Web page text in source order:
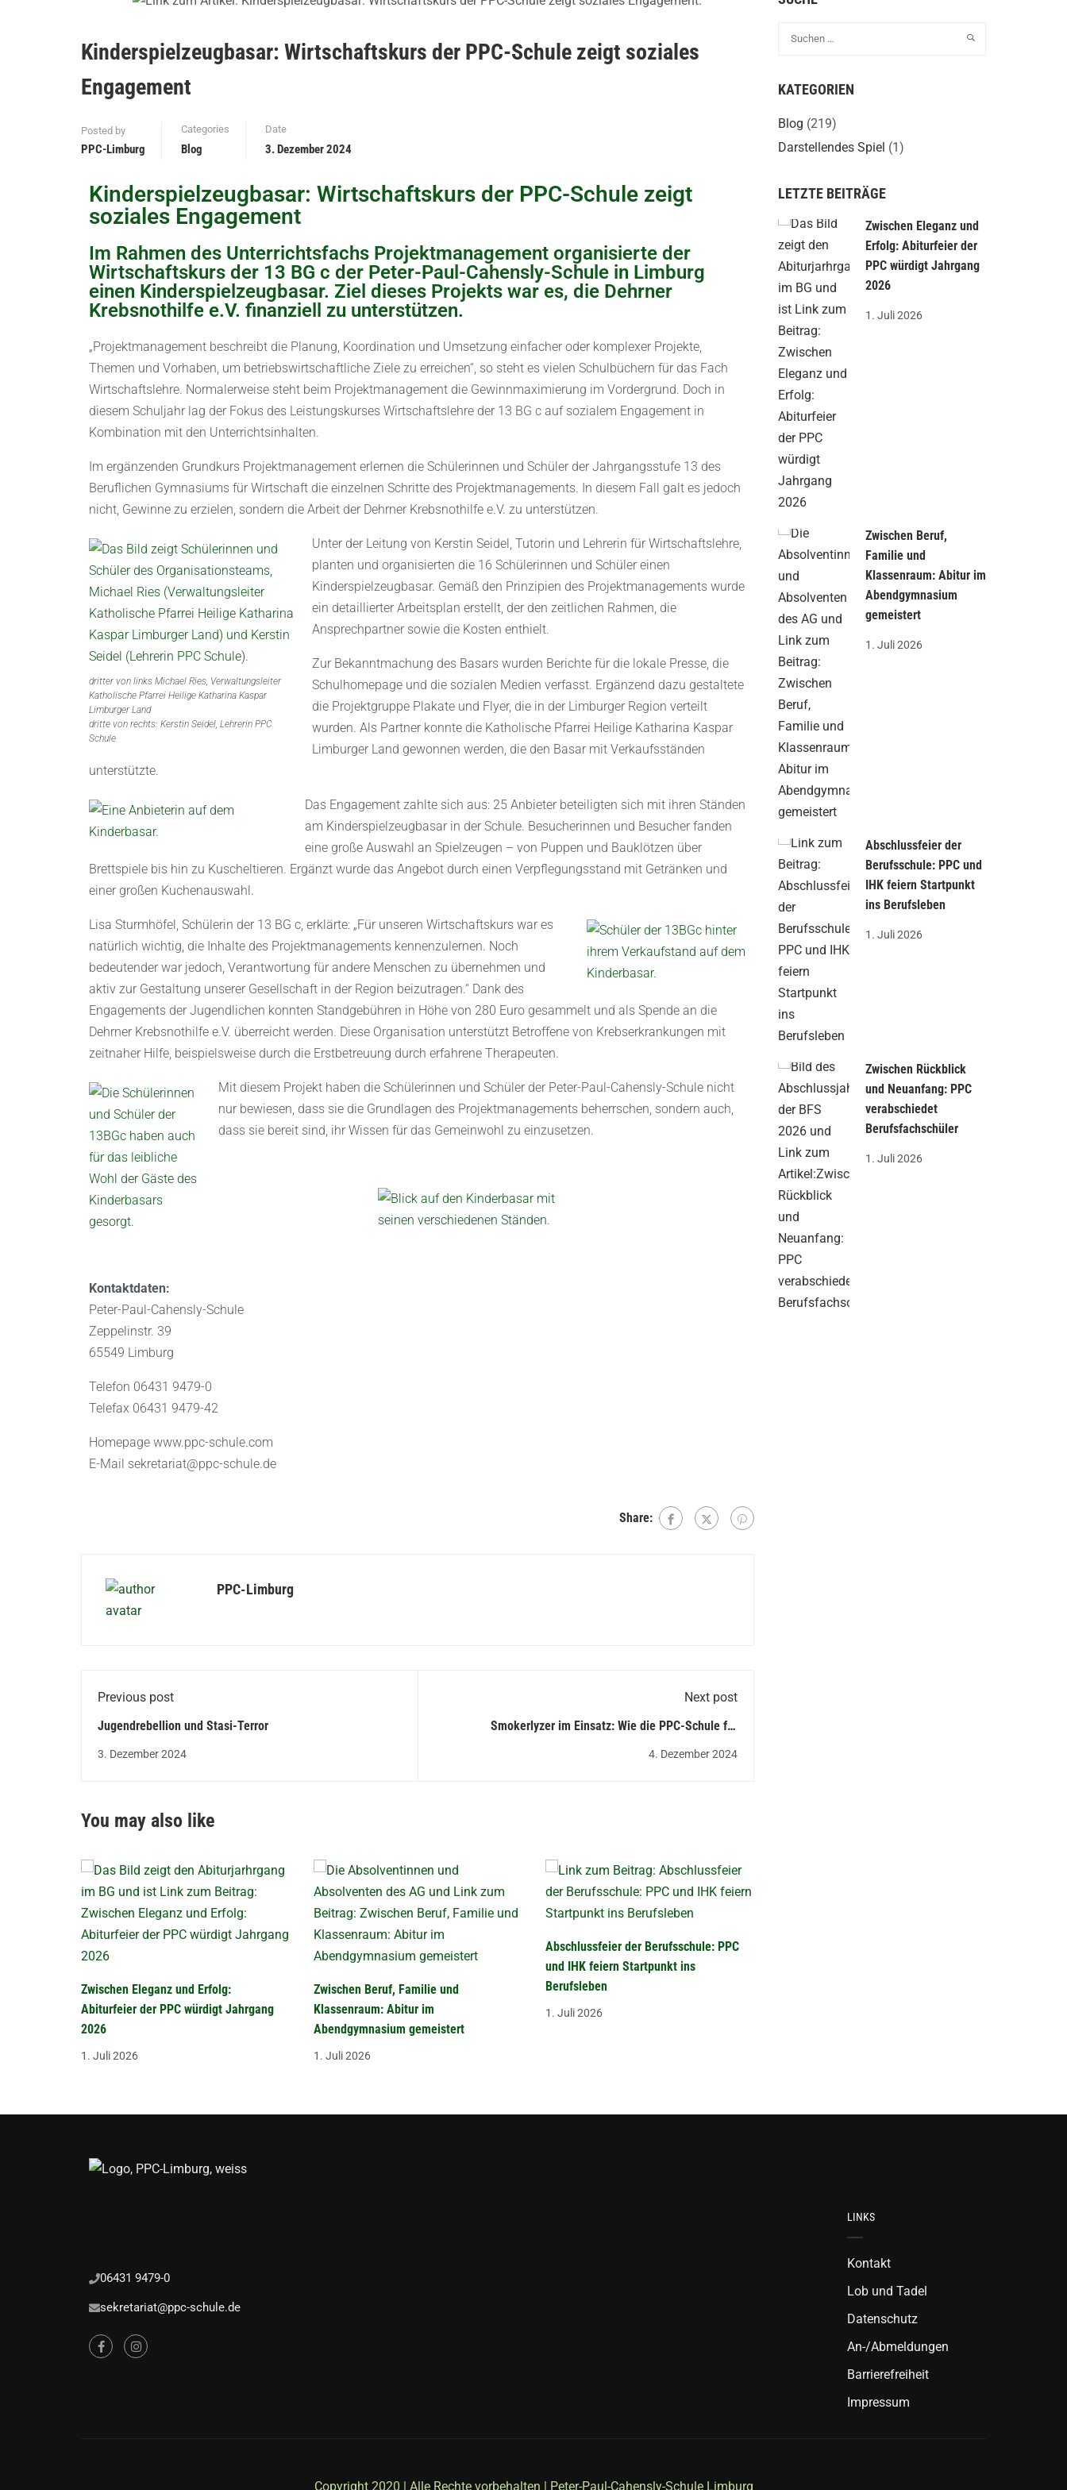
Kinderspielzeugbasar: Wirtschaftskurs der PPC-Schule zeigt soziales
Engagement
Posted by
PPC-Limburg
Categories
Blog
Date
3. Dezember 2024
Kinderspielzeugbasar: Wirtschaftskurs der PPC-Schule zeigt
soziales Engagement
Im Rahmen des Unterrichtsfachs Projektmanagement organisierte der
Wirtschaftskurs der 13 BG c der Peter-Paul-Cahensly-Schule in Limburg
einen Kinderspielzeugbasar. Ziel dieses Projekts war es, die Dehrner
Krebsnothilfe e.V. finanziell zu unterstützen.
„Projektmanagement beschreibt die Planung, Koordination und Umsetzung einfacher oder komplexer Projekte,
Themen und Vorhaben, um betriebswirtschaftliche Ziele zu erreichen“, so steht es vielen Schulbüchern für das Fach
Wirtschaftslehre. Normalerweise steht beim Projektmanagement die Gewinnmaximierung im Vordergrund. Doch in
diesem Schuljahr lag der Fokus des Leistungskurses Wirtschaftslehre der 13 BG c auf sozialem Engagement in
Kombination mit den Unterrichtsinhalten.
Im ergänzenden Grundkurs Projektmanagement erlernen die Schülerinnen und Schüler der Jahrgangsstufe 13 des
Beruflichen Gymnasiums für Wirtschaft die einzelnen Schritte des Projektmanagements. In diesem Fall galt es jedoch
nicht, Gewinne zu erzielen, sondern die Arbeit der Dehrner Krebsnothilfe e.V. zu unterstützen.
dritter von links Michael Ries, Verwaltungsleiter
Katholische Pfarrei Heilige Katharina Kaspar
Limburger Land
dritte von rechts: Kerstin Seidel, Lehrerin PPC
Schule
Unter der Leitung von Kerstin Seidel, Tutorin und Lehrerin für Wirtschaftslehre,
planten und organisierten die 16 Schülerinnen und Schüler einen
Kinderspielzeugbasar. Gemäß den Prinzipien des Projektmanagements wurde
ein detaillierter Arbeitsplan erstellt, der den zeitlichen Rahmen, die
Ansprechpartner sowie die Kosten enthielt.
Zur Bekanntmachung des Basars wurden Berichte für die lokale Presse, die
Schulhomepage und die sozialen Medien verfasst. Ergänzend dazu gestaltete
die Projektgruppe Plakate und Flyer, die in der Limburger Region verteilt
wurden. Als Partner konnte die Katholische Pfarrei Heilige Katharina Kaspar
Limburger Land gewonnen werden, die den Basar mit Verkaufsständen
unterstützte.
Das Engagement zahlte sich aus: 25 Anbieter beteiligten sich mit ihren Ständen
am Kinderspielzeugbasar in der Schule. Besucherinnen und Besucher fanden
eine große Auswahl an Spielzeugen – von Puppen und Bauklötzen über
Brettspiele bis hin zu Kuscheltieren. Ergänzt wurde das Angebot durch einen Verpflegungsstand mit Getränken und
einer großen Kuchenauswahl.
Lisa Sturmhöfel, Schülerin der 13 BG c, erklärte: „Für unseren Wirtschaftskurs war es
natürlich wichtig, die Inhalte des Projektmanagements kennenzulernen. Noch
bedeutender war jedoch, Verantwortung für andere Menschen zu übernehmen und
aktiv zur Gestaltung unserer Gesellschaft in der Region beizutragen.“ Dank des
Engagements der Jugendlichen konnten Standgebühren in Höhe von 280 Euro gesammelt und als Spende an die
Dehrner Krebsnothilfe e.V. überreicht werden. Diese Organisation unterstützt Betroffene von Krebserkrankungen mit
zeitnaher Hilfe, beispielsweise durch die Erstbetreuung durch erfahrene Therapeuten.
Mit diesem Projekt haben die Schülerinnen und Schüler der Peter-Paul-Cahensly-Schule nicht
nur bewiesen, dass sie die Grundlagen des Projektmanagements beherrschen, sondern auch,
dass sie bereit sind, ihr Wissen für das Gemeinwohl zu einzusetzen.
Kontaktdaten:
Peter-Paul-Cahensly-Schule
Zeppelinstr. 39
65549 Limburg
Telefon 06431 9479-0
Telefax 06431 9479-42
Homepage www.ppc-schule.com
E-Mail sekretariat@ppc-schule.de
Share:
PPC-Limburg
Previous post
Jugendrebellion und Stasi-Terror
3. Dezember 2024
Next post
Smokerlyzer im Einsatz: Wie die PPC-Schule für
Nichtrauchen motiviert
4. Dezember 2024
You may also like
Zwischen Eleganz und Erfolg:
Abiturfeier der PPC würdigt Jahrgang
2026
1. Juli 2026
Zwischen Beruf, Familie und
Klassenraum: Abitur im
Abendgymnasium gemeistert
1. Juli 2026
Abschlussfeier der Berufsschule: PPC
und IHK feiern Startpunkt ins
Berufsleben
1. Juli 2026
KATEGORIEN
Blog (219)
Darstellendes Spiel (1)
LETZTE BEITRÄGE
Zwischen Eleganz und
Erfolg: Abiturfeier der
PPC würdigt Jahrgang
2026
1. Juli 2026
Zwischen Beruf,
Familie und
Klassenraum: Abitur im
Abendgymnasium
gemeistert
1. Juli 2026
Abschlussfeier der
Berufsschule: PPC und
IHK feiern Startpunkt
ins Berufsleben
1. Juli 2026
Zwischen Rückblick
und Neuanfang: PPC
verabschiedet
Berufsfachschüler
1. Juli 2026
06431 9479-0
sekretariat@ppc-schule.de
LINKS
Kontakt
Lob und Tadel
Datenschutz
An-/Abmeldungen
Barrierefreiheit
Impressum
Copyright 2020 | Alle Rechte vorbehalten | Peter-Paul-Cahensly-Schule Limburg